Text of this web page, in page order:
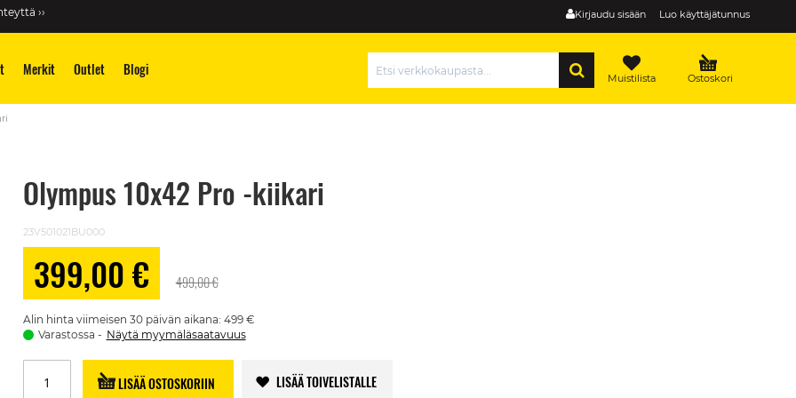
Kirjaudu sisään Luo käyttäjätunnus
››
Merkit Outlet Blogi Ostoskori
Muistilista
Olympus 10x42 Pro -kiikari
23V501021BU000
Alennushinta
399,00 € 499,00 €
Alin hinta viimeisen 30 päivän aikana: 499 €
Varastossa
Näytä myymäläsaatavuus
LISÄÄ OSTOSKORIIN LISÄÄ TOIVELISTALLE